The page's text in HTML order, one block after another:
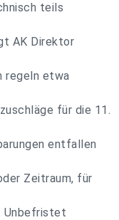
teils
AK Direktor
regeln etwa
für die 11.
entfallen
Zeitraum, für
Unbefristet